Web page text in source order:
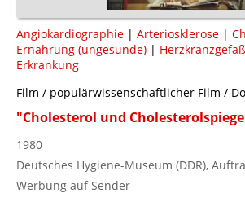
Angiokardiographie | Arteriosklerose |
Ernährung (ungesunde) |
Erkrankung
Film / populärwissenschaftlicher Film /
"Cholesterol und
1980
Deutsches Hygiene-Museum (DDR),
Werbung auf Sender